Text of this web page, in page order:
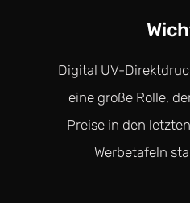
Digital UV-
eine große Rolle,
Preise in den
Werbetafeln